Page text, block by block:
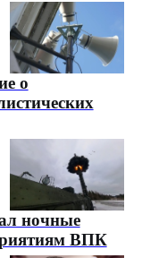
о
ночные
ВПК